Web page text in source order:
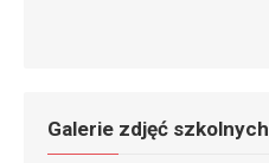
Galerie zdjęć szkolnych